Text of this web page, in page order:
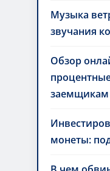
Музыка
звучания
Обзор
заемщикам
монеты: